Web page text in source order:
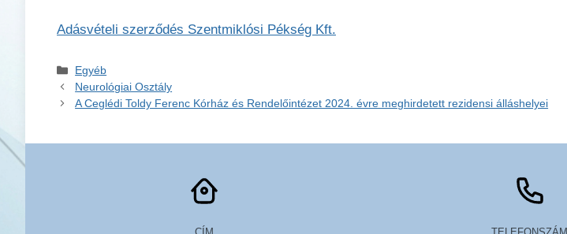
Adásvételi szerződés Szentmiklósi Pékség Kft.
Kategória
Egyéb
Neurológiai Osztály
A Ceglédi Toldy Ferenc Kórház és Rendelőintézet 2024. évre meghirdetett rezidensi álláshelyei